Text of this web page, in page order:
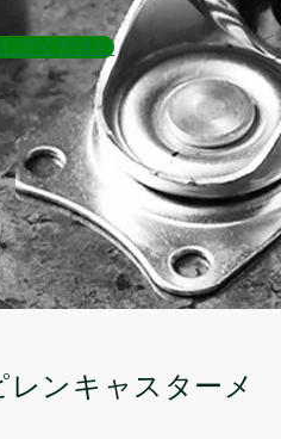
てください
ンキャスターメ